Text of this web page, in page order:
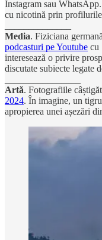
Instagram sau
cu nicotină prin
Media. Fiziciana
podcasturi pe Youtube cu
interesează o privire
discutate subiecte legate
Artă. Fotografiile
2024. În imagine, un tigru
apropierea unei așezări